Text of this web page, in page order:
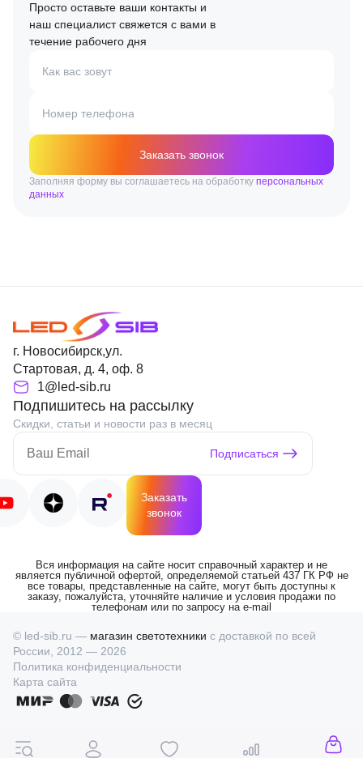
Просто оставьте ваши контакты и
наш специалист свяжется с вами в
течение рабочего дня
Как вас зовут
Номер телефона
Заказать звонок
Заполняя форму вы соглашаетесь на обработку персональных
данных
г. Новосибирск,ул.
Стартовая, д. 4, оф. 8
1@led-sib.ru
Подпишитесь на рассылку
Скидки, статьи и новости раз в месяц
Подписаться
Заказать
звонок
Вся информация на сайте носит справочный характер и не
является публичной офертой, определяемой статьей 437 ГК РФ не
все товары, представленные на сайте, могут быть доступны к
заказу, пожалуйста, уточняйте наличие и условия продажи по
телефонам или по запросу на e-mail
© led-sib.ru — магазин светотехники с доставкой по всей
России, 2012 — 2026
Политика конфиденциальности
Карта сайта